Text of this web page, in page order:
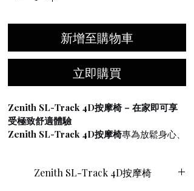
新增至購物車
立即購買
Zenith SL-Track 4D按摩椅 – 在家即可享
受極致舒適體驗
Zenith SL-Track 4D按摩椅專為放鬆身心、
供揉捏、敲擊、指壓和穴位按壓等多種按摩
Zenith SL-Track 4D按摩椅